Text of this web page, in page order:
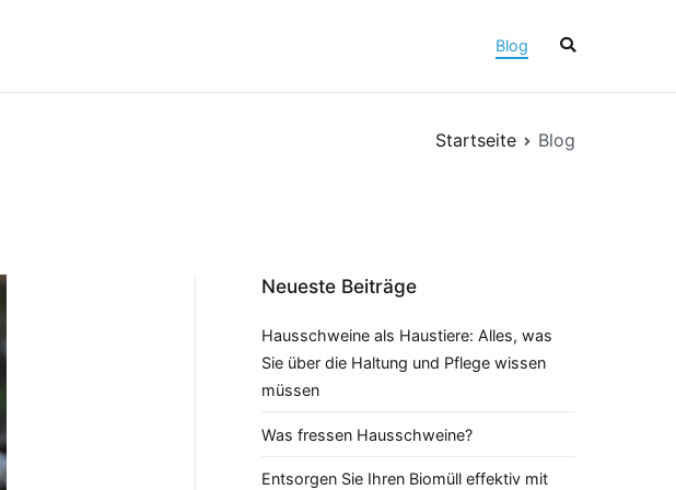
Blog
Startseite Blog
Neueste Beiträge
Hausschweine als Haustiere: Alles, was
Sie über die Haltung und Pflege wissen
müssen
Was fressen Hausschweine?
Entsorgen Sie Ihren Biomüll effektiv mit